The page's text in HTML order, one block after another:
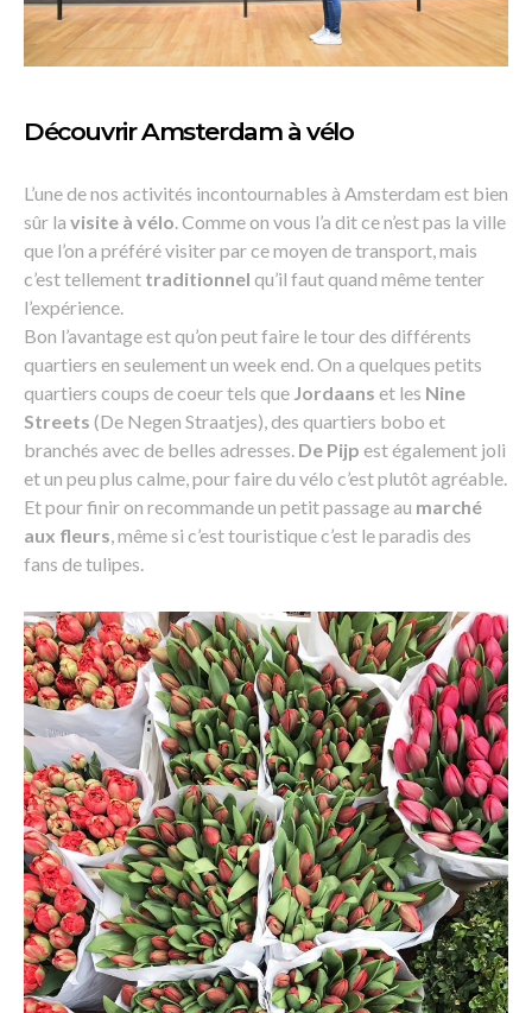
Découvrir Amsterdam à vélo
L’une de nos activités incontournables à Amsterdam est bien
sûr la visite à vélo . Comme on vous l’a dit ce n’est pas la ville
que l’on a préféré visiter par ce moyen de transport, mais
c’est tellement traditionnel qu’il faut quand même tenter
l’expérience.
Bon l’avantage est qu’on peut faire le tour des différents
quartiers en seulement un week end. On a quelques petits
quartiers coups de coeur tels que Jordaans et les Nine
Streets (De Negen Straatjes), des quartiers bobo et
branchés avec de belles adresses. De Pijp est également joli
et un peu plus calme, pour faire du vélo c’est plutôt agréable.
Et pour finir on recommande un petit passage au marché
aux fleurs , même si c’est touristique c’est le paradis des
fans de tulipes.